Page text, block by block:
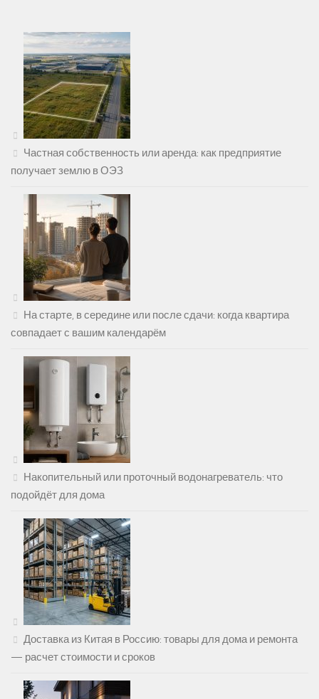
Частная собственность или аренда: как предприятие
получает землю в ОЭЗ
На старте, в середине или после сдачи: когда квартира
совпадает с вашим календарём
Накопительный или проточный водонагреватель: что
подойдёт для дома
Доставка из Китая в Россию: товары для дома и ремонта
— расчет стоимости и сроков